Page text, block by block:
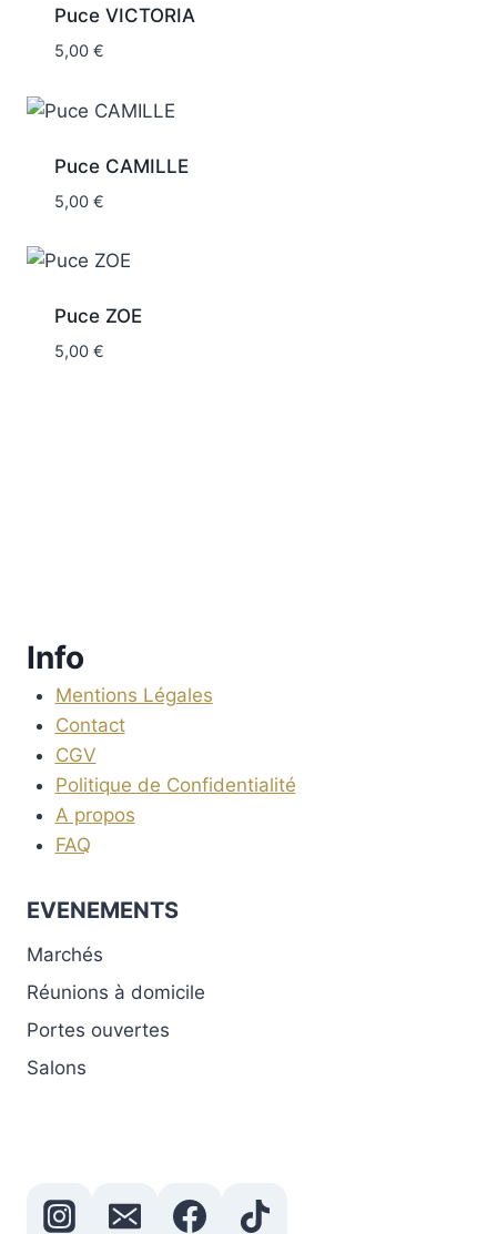
Puce VICTORIA
5,00 €
Puce CAMILLE
5,00 €
Puce ZOE
5,00 €
Info
Mentions Légales
Contact
CGV
Politique de Confidentialité
A propos
FAQ
EVENEMENTS
Marchés
Réunions à domicile
Portes ouvertes
Salons